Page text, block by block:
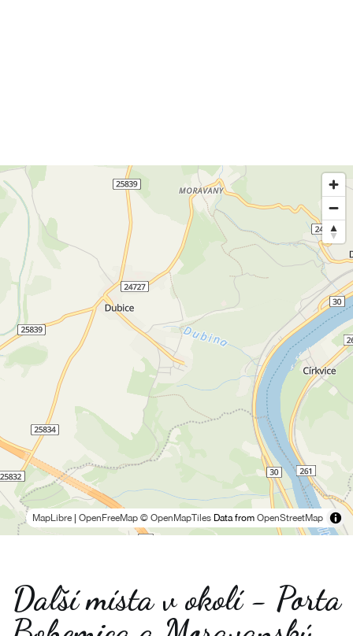
MapLibre OpenFreeMap © OpenMapTiles Data from OpenStreetMap
Další místa v okolí - Porta